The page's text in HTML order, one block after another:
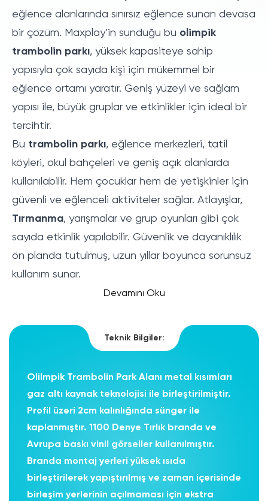
eğlence alanlarında sınırsız eğlence sunan devasa
bir çözüm. Maxplay’in sunduğu bu olimpik
trambolin parkı, yüksek kapasiteye sahip
yapısıyla çok sayıda kişi için mükemmel bir
eğlence ortamı yaratır. Geniş yüzeyi ve sağlam
yapısı ile, büyük gruplar ve etkinlikler için ideal bir
tercihtir.
Bu trambolin parkı, eğlence merkezleri, tatil
köyleri, okul bahçeleri ve geniş açık alanlarda
kullanılabilir. Hem çocuklar hem de yetişkinler için
güvenli ve eğlenceli aktiviteler sağlar. Atlayışlar,
Tırmanma, yarışmalar ve grup oyunları gibi çok
sayıda etkinlik yapılabilir. Güvenlik ve dayanıklılık
ön planda tutulmuş, uzun yıllar boyunca sorunsuz
kullanım sunar.
Maxplay, farklı büyüklüklerdetrambolin parkı
parklar tasarlamaktadır. Daha fazla seçenek ve
bilgi için MaxplayTrambolin Parkısayfasını ziyaret
Devamını Oku
Teknik Bilgiler:
Olilmpik Trambolin Park Alanı metal kısımları
gaz altı kaynak teknolojisi ile birleştirilmiştir.
Profil üzeri 2cm kalınlığında sünger ile
kaplanmıştır. 1100 Denye Tırlık branda ve
Avrupa baskı vinil görseller kullanılmıştır.
Branda montaj yerleri yüksek ısıda
birleştirilerek yapıştırılmış ve zaman içerisinde
birleşim yerlerinin açılmaması için ekstra